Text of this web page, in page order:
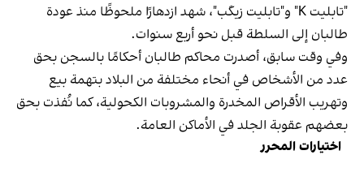
"تابليت K" و"تابليت زيگب"، شهد ازدهارًا ملحوظًا منذ عودة
طالبان إلى السلطة قبل نحو أربع سنوات.
وفي وقت سابق، أصدرت محاكم طالبان أحكامًا بالسجن بحق
عدد من الأشخاص في أنحاء مختلفة من البلاد بتهمة بيع
وتهريب الأقراص المخدرة والمشروبات الكحولية، كما نُفذت بحق
بعضهم عقوبة الجلد في الأماكن العامة.
اختيارات المحرر